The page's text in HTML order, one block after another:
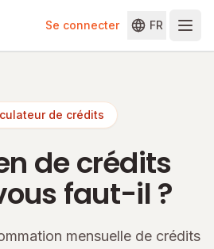
Se connecter FR
de crédits
de crédits
faut-il ?
mensuelle de crédits